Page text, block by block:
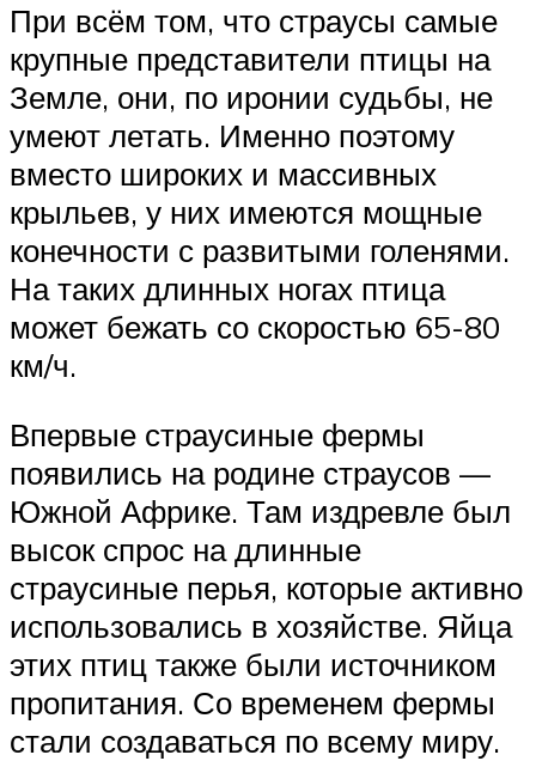
При всём том, что страусы самые
крупные представители птицы на
Земле, они, по иронии судьбы, не
умеют летать. Именно поэтому
вместо широких и массивных
крыльев, у них имеются мощные
конечности с развитыми голенями.
На таких длинных ногах птица
может бежать со скоростью 65-80
км/ч.
Впервые страусиные фермы
появились на родине страусов —
Южной Африке. Там издревле был
высок спрос на длинные
страусиные перья, которые активно
использовались в хозяйстве. Яйца
этих птиц также были источником
пропитания. Со временем фермы
стали создаваться по всему миру.